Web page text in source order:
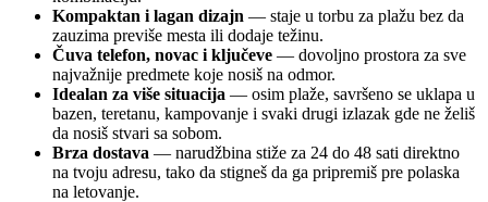
Kompaktan i lagan dizajn — staje u torbu za plažu bez da
zauzima previše mesta ili dodaje težinu.
Čuva telefon, novac i ključeve — dovoljno prostora za sve
najvažnije predmete koje nosiš na odmor.
Idealan za više situacija — osim plaže, savršeno se uklapa u
bazen, teretanu, kampovanje i svaki drugi izlazak gde ne želiš
da nosiš stvari sa sobom.
Brza dostava — narudžbina stiže za 24 do 48 sati direktno
na tvoju adresu, tako da stigneš da ga pripremiš pre polaska
na letovanje.